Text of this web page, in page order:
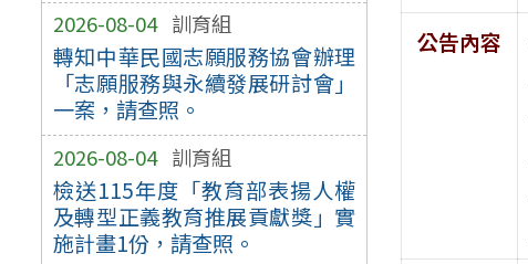
2026-08-04 訓育組
轉知中華民國志願服務協會辦理
「志願服務與永續發展研討會」
一案，請查照。
2026-08-04 訓育組
檢送115年度「教育部表揚人權
及轉型正義教育推展貢獻獎」實
施計畫1份，請查照。
公告內容